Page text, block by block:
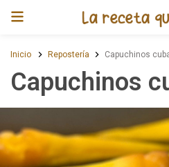
Inicio Repostería Capuchinos
Capuchinos